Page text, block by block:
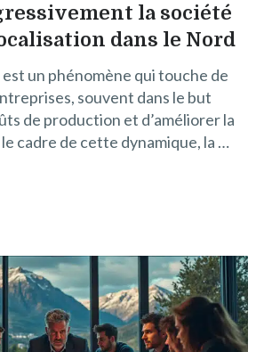
la société
dans le Nord
un phénomène qui touche de
souvent dans le but
de production et d’améliorer la
cadre de cette dynamique, la …